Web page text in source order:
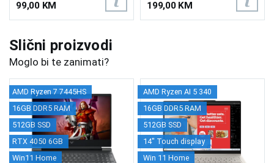
99,00 KM 199,00 KM
Slični proizvodi
Moglo bi te zanimati?
AMD Ryzen 7 7445HS
16GB DDR5 RAM
512GB SSD
RTX 4050 6GB
Win11 Home
AMD Ryzen AI 5 340
16GB DDR5 RAM
512GB SSD
14" Touch display
Win 11 Home